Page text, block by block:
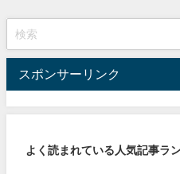
スポンサーリンク
よく読まれている人気記事ラ